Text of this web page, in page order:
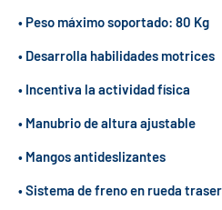
• Peso máximo soportado: 80 Kg
• Desarrolla habilidades motrices
• Incentiva la actividad física
• Manubrio de altura ajustable
• Mangos antideslizantes
• Sistema de freno en rueda